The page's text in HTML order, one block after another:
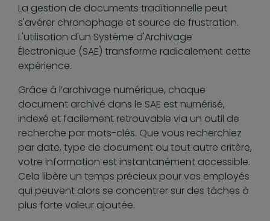
La gestion de documents traditionnelle peut
s'avérer chronophage et source de frustration.
L'utilisation d'un Système d'Archivage
Électronique (SAE) transforme radicalement cette
expérience.
Grâce à l’archivage numérique, chaque
document archivé dans le SAE est numérisé,
indexé et facilement retrouvable via un outil de
recherche par mots-clés. Que vous recherchiez
par date, type de document ou tout autre critère,
votre information est instantanément accessible.
Cela libère un temps précieux pour vos employés
qui peuvent alors se concentrer sur des tâches à
plus forte valeur ajoutée.